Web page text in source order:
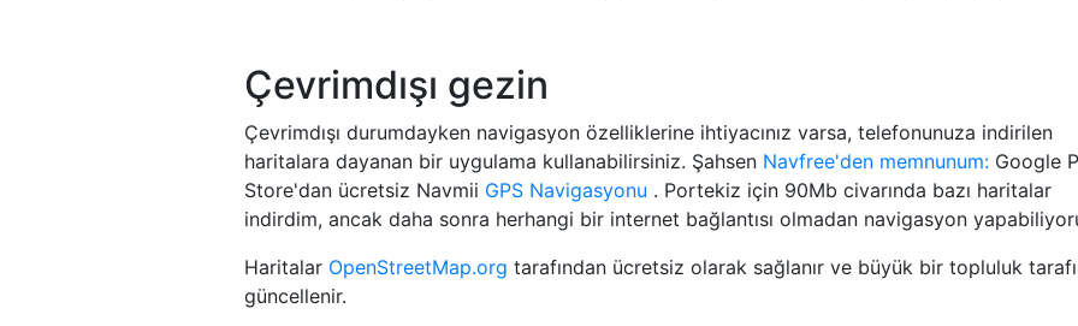
Çevrimdışı gezin
Çevrimdışı durumdayken navigasyon özelliklerine ihtiyacınız varsa, telefonunuza indirilen
haritalara dayanan bir uygulama kullanabilirsiniz. Şahsen Navfree'den memnunum: Google
Store'dan ücretsiz Navmii GPS Navigasyonu . Portekiz için 90Mb civarında bazı haritalar
indirdim, ancak daha sonra herhangi bir internet bağlantısı olmadan navigasyon
Haritalar OpenStreetMap.org tarafından ücretsiz olarak sağlanır ve büyük bir topluluk
güncellenir.